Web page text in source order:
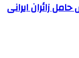
زائران ایرانی